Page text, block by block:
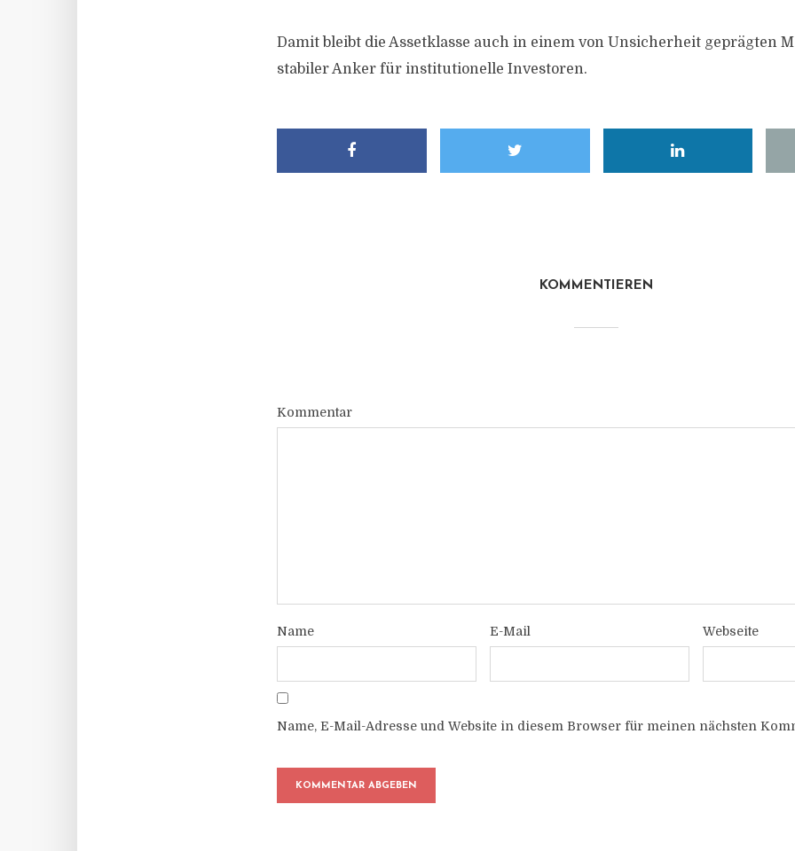
Damit bleibt die Assetklasse auch in einem von Unsicherheit geprägten
stabiler Anker für institutionelle Investoren.
KOMMENTIEREN
Kommentar
Name E-Mail Webseite
Name, E-Mail-Adresse und Website in diesem Browser für meinen nächsten